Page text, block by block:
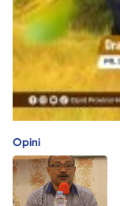
Opini